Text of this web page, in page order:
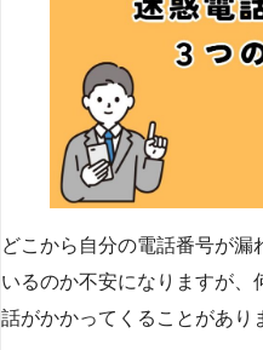
どこから自分の電話番号が漏
いるのか不安になりますが、
話がかかってくることがあり